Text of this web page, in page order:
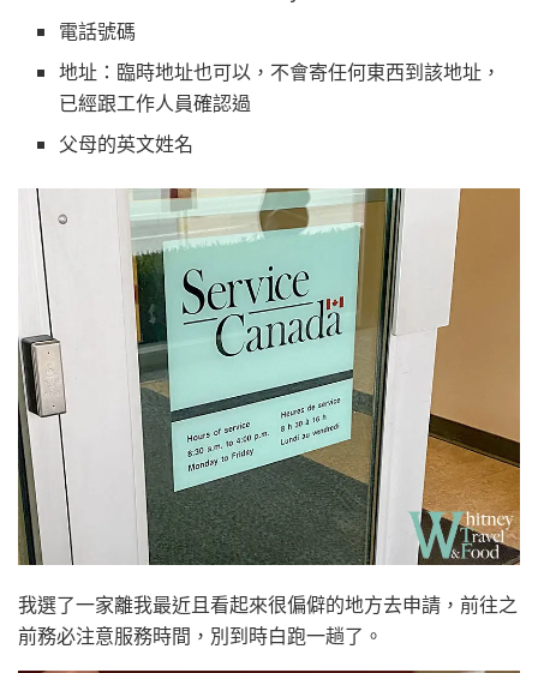
電話號碼
地址：臨時地址也可以，不會寄任何東西到該地址，
已經跟工作人員確認過
父母的英文姓名
我選了一家離我最近且看起來很偏僻的地方去申請，前往之
前務必注意服務時間，別到時白跑一趟了。